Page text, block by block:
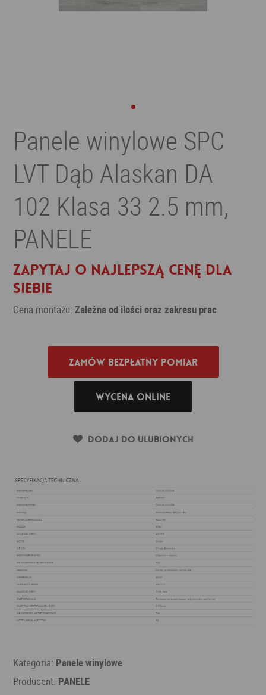
Panele winylowe SPC
LVT Dąb Alaskan DA
102 Klasa 33 2.5 mm,
PANELE
Zapytaj o najlepszą cenę dla
siebie
Cena montażu:Zależna od ilości oraz zakresu prac
Zamów bezpłatny pomiar
Wycena online
Dodaj do ulubionych
Kategoria: Panele winylowe
Producent: PANELE